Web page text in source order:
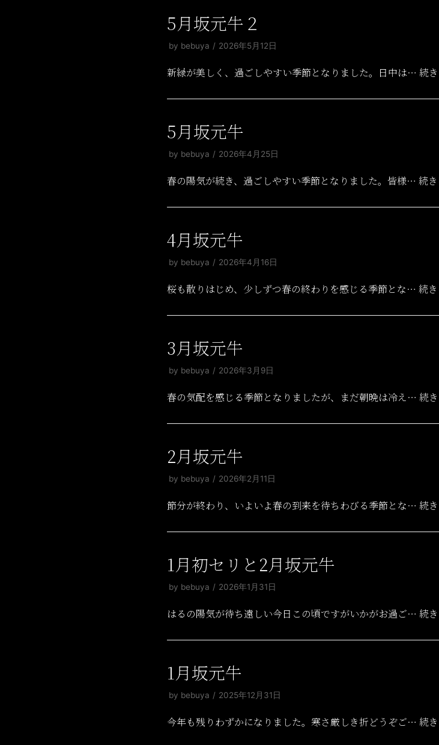
5月坂元牛２
by bebuya 2026年5月12日
新緑が美しく、過ごしやすい季節となりました。日中は… 続
5月坂元牛
by bebuya 2026年4月25日
春の陽気が続き、過ごしやすい季節となりました。皆様… 続
4月坂元牛
by bebuya 2026年4月16日
桜も散りはじめ、少しずつ春の終わりを感じる季節とな… 続
3月坂元牛
by bebuya 2026年3月9日
春の気配を感じる季節となりましたが、まだ朝晩は冷え… 続
2月坂元牛
by bebuya 2026年2月11日
節分が終わり、いよいよ春の到来を待ちわびる季節とな… 続
1月初セリと2月坂元牛
by bebuya 2026年1月31日
はるの陽気が待ち遠しい今日この頃ですがいかがお過ご… 続
1月坂元牛
by bebuya 2025年12月31日
今年も残りわずかになりました。寒さ厳しき折どうぞご… 続